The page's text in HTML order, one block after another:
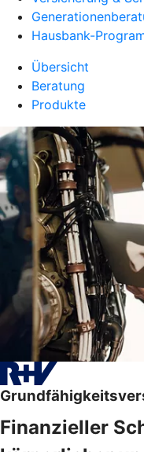
Hausbank-
Übersicht
Beratung
Produkte
Finanzieller